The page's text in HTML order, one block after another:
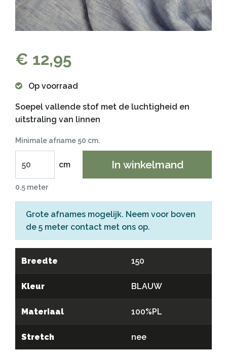
€ 12,95
Op voorraad
Soepel vallende stof met de luchtigheid en
uitstraling van linnen
Minimale afname 50 cm.
cm In winkelmand
0.5 meter
Grote afnames mogelijk. Neem voor boven
de 5 meter contact met ons op.
Breedte 150
Kleur BLAUW
Materiaal 100%PL
Stretch nee